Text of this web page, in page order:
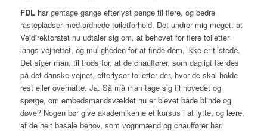
FDLhar gentage gange efterlyst penge til flere, og bedre
rastepladser med ordnede toiletforhold. Det undrer mig meget, at
Vejdirektoratet nu udtaler sig om, at behovet for flere toiletter
langs vejnettet, og muligheden for at finde dem, ikke er tilstede.
Det siger man, til trods for, at de chauffører, som dagligt færdes
på det danske vejnet, efterlyser toiletter der, hvor de skal holde
rest eller overnatte. Ja. Så må man tage sig til hovedet og
spørge, om embedsmandsvældet nu er blevet både blinde og
døve? Nogen bør give akademikerne et kursus i at lytte, og lære,
af de helt basale behov, som vognmænd og chauffører har.